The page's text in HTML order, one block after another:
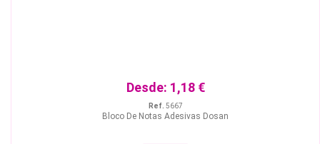
Desde: 1,18 €
Ref. 5667
Bloco De Notas Adesivas Dosan